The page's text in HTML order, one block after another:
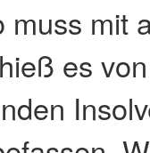
muss mit
es